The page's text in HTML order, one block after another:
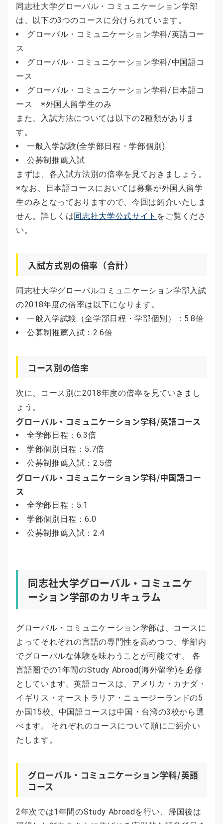
同志社大学グローバル・コミュニケーション学部
は、以下の3つのコースに分けられています。
グローバル・コミュニケーション学科/英語コー
ス
グローバル・コミュニケーション学科/中国語コ
ース
グローバル・コミュニケーション学科/日本語コ
ース ※外国人留学生のみ
また、入試方法については以下の2種類がありま
す。
一般入学試験(全学部日程・学部個別)
公募制推薦入試
まずは、各入試方法別の倍率を見ておきましょう。
※なお、日本語コースにおいては募集が外国人留学
生のみとなっておりますので、今回は紹介いたしま
せん。詳しくは同志社大学公式サイト をご覧くださ
い。
入試方式別の倍率（合計）
同志社大学グローバルコミュニケーション学部入試
の2018年度の倍率は以下になります。
一般入学試験（全学部日程・学部個別）：5.8倍
公募制推薦入試：2.6倍
コース別の倍率
次に、コース別に2018年度の倍率を見ていきまし
ょう。
グローバル・コミュニケーション学科/英語コース
全学部日程：6.3倍
学部個別日程：5.7倍
公募制推薦入試：2.5倍
グローバル・コミュニケーション学科/中国語コー
ス
全学部日程：5.1
学部個別日程：6.0
公募制推薦入試：2.4
同志社大学グローバル・コミュニケ
ーション学部のカリキュラム
グローバル・コミュニケーション学部は、コースに
よってそれぞれの言語の専門性を高めつつ、学部内
でグローバルな体験を味わうことが可能です。 各
言語圏での1年間のStudy Abroad(海外留学)を必修
としています。英語コースは、アメリカ・カナダ・
イギリス・オーストラリア・ニュージーランドの5
か国15校、中国語コースは中国・台湾の3校から選
べます。 それぞれのコースについて順にご紹介い
たします。
グローバル・コミュニケーション学科/英語
コース
2年次では1年間のStudy Abroadを行い、帰国後は